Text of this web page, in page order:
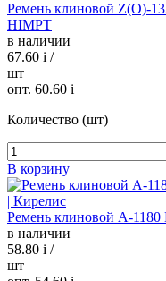
Ремень клиновой Z(O)-
HIMPT
в наличии
67.60 i /
шт
опт. 60.60 i
Количество (шт)
В корзину
Ремень клиновой А-
в наличии
58.80 i /
шт